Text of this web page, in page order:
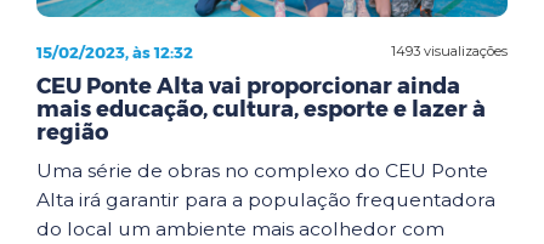
1493 visualizações
15/02/2023, às 12:32
CEU Ponte Alta vai proporcionar ainda
mais educação, cultura, esporte e lazer à
região
Uma série de obras no complexo do CEU Ponte
Alta irá garantir para a população frequentadora
do local um ambiente mais acolhedor com